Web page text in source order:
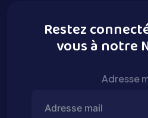
Restez
vous à notre
Adresse